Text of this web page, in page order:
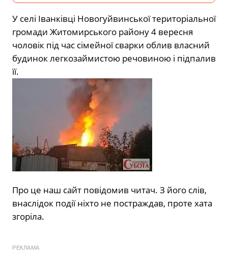
У селі Іванківці Новогуйвинської територіальної
громади Житомирського району 4 вересня
чоловік під час сімейної сварки облив власний
будинок легкозаймистою речовиною і підпалив
її.
Про це наш сайт повідомив читач. З його слів,
внаслідок події ніхто не постраждав, проте хата
згоріла.
РЕКЛАМА